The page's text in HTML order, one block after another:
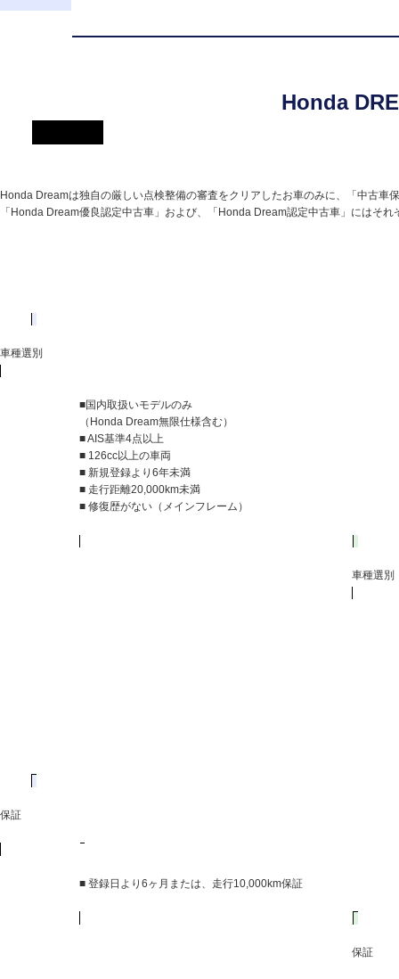
Honda
Honda Dreamは独自の厳しい点検整備の審査をクリアしたお車のみに、「中古車
「Honda Dream優良認定中古車」および、「Honda Dream認定中古車」にはそ
車種選別
■国内取扱いモデルのみ
（Honda Dream無限仕様含む）
■ AIS基準4点以上
■ 126cc以上の車両
■ 新規登録より6年未満
■ 走行距離20,000km未満
■ 修復歴がない（メインフレーム）
車種選別
保証
■ 登録日より6ヶ月または、走行10,000km保証
保証